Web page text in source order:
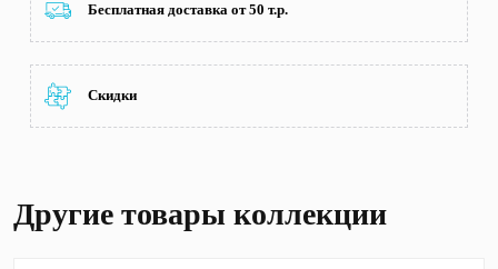
Бесплатная доставка от 50 т.р.
Скидки
Другие товары коллекции